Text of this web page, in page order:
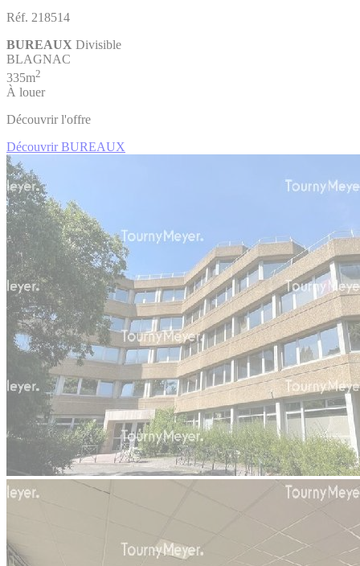
Réf. 218514
BUREAUX Divisible
BLAGNAC
335m2
À louer
Découvrir l'offre
Découvrir BUREAUX